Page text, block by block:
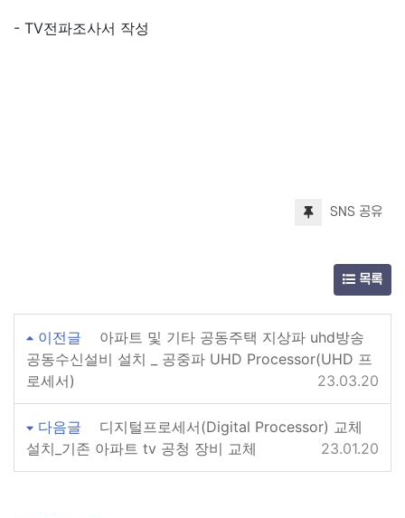
- TV전파조사서 작성
SNS 공유
목록
이전글
아파트 및 기타 공동주택 지상파 uhd방송
공동수신설비 설치 _ 공중파 UHD Processor(UHD 프
로세서)
23.03.20
다음글
디지털프로세서(Digital Processor) 교체
설치_기존 아파트 tv 공청 장비 교체
23.01.20